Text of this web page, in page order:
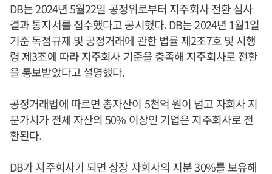
DB는 2024년 5월22일 공정위로부터 지주회사 전환 심사
결과 통지서를 접수했다고 공시했다. DB는 2024년 1월1일
기준 독점규제 및 공정거래에 관한 법률 제2조7호 및 시행
령 제3조에 따라 지주회사 기준을 충족해 지주회사로 전환
을 통보받았다고 설명했다.
공정거래법에 따르면 총자산이 5천억 원이 넘고 자회사 지
분가치가 전체 자산의 50% 이상인 기업은 지주회사로 전
환된다.
DB가 지주회사가 되면 상장 자회사의 지분 30%를 보유해